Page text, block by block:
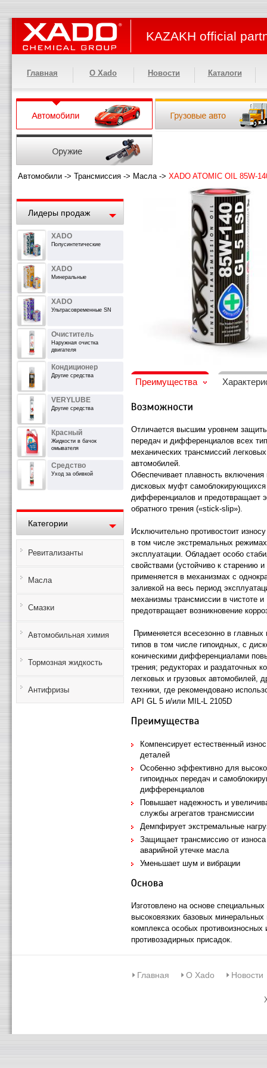
KAZAKH official
Главная О Xado Новости Каталоги
Автомобили -> Трансмиссия -> Масла-> XADO ATOMIC OIL 85W-
Лидеры продаж
XADO
Полусинтетические
XADO
Минеральные
XADO
Ультрасовременные SN
Очиститель
Наружная очистка
двигателя
Кондиционер
Другие средства
VERYLUBE
Другие средства
Красный
Жидкости в бачок
омывателя
Средство
Уход за обивкой
Категории
Ревитализанты
Масла
Смазки
Автомобильная химия
Тормозная жидкость
Антифризы
Преимущества
Отличается высшим уровнем
передач и дифференциалов всех
механических трансмиссий
автомобилей.
Обеспечивает плавность включения
дисковых муфт самоблокирующихся
дифференциалов и предотвращает
обратного трения («stick-slip»).
Исключительно противостоит
в том числе экстремальных режимах
эксплуатации. Обладает особо
свойствами (устойчиво к старению
применяется в механизмах с
заливкой на весь период
механизмы трансмиссии в чистоте и
предотвращает возникновение
Применяется всесезонно в главных
типов в том числе гипоидных, с
коническими дифференциалами
трения; редукторах и раздаточных
легковых и грузовых автомобилей,
техники, где рекомендовано
API GL 5 и/или MIL-L 2105D
Компенсирует естественный
деталей
Особенно эффективно для
гипоидных передач и
дифференциалов
Повышает надежность и
службы агрегатов трансмиссии
Демпфирует экстремальные
Защищает трансмиссию от износа
аварийной утечке масла
Уменьшает шум и вибрации
Изготовлено на основе специальных
высоковязких базовых
комплекса особых противоизносных
противозадирных присадок.
Главная О Xado Новости